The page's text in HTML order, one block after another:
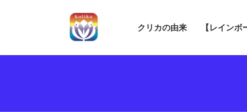
クリカの由来 【レインボ